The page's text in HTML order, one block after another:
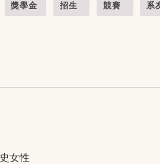
獎學金 招生 競賽 系
女性